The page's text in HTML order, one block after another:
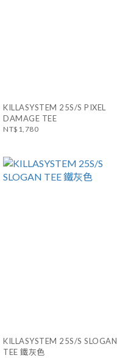
KILLASYSTEM 25S/S PIXEL
DAMAGE TEE
NT$1,780
KILLASYSTEM 25S/S SLOGAN
TEE 鐵灰色